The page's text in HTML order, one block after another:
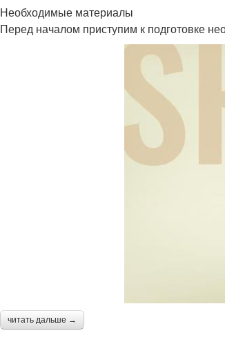
Необходимые материалы
Перед началом приступим к подготовке
читать дальше →